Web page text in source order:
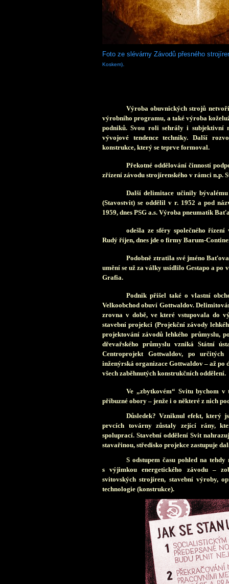
Foto ze slévárny Závodů přesného
Koskem)
Výroba obuvnických strojů
výrobního programu, a také výroba
podniků. Svou roli sehrály i subjektivní
vývojové tendence techniky. Další
konstrukce, který se teprve formoval.
Překotné oddělování činností
zřízení závodu strojírenského v rámci n.p.
Další delimitace učinily
(Stavostvit) se oddělil v r. 1952 a pod
1959, dnes PSG a.s. Výroba pneumatik
odešla ze sféry společného
Rudý říjen, dnes jde o firmy Barum-
Podobně ztratila své jméno
umění se už za války usídlilo Gestapo a po
Grafia.
Podnik přišel také o vlastní
Velkoobchod obuví Gottwaldov.
zrovna v době, ve které vstupovala do
stavební projekci (Projekční závody
projektování závodů lehkého průmyslu,
dřevařského průmyslu vzniká Státní
Centroprojekt Gottwaldov, po
inženýrská organizace Gottwaldov – až
všech zaběhnutých konstrukčních oddělení.
Ve „zbytkovém“ Svitu bychom v
příbuzné obory – jenže i o některé z nich
Důsledek? Vzniknul efekt, který
prvcích továrny zůstaly zející rány,
spoluprací. Stavební oddělení Svit
stavařinou, středisko projekce zastupuje
S odstupem času pohled na
s výjimkou energetického závodu –
svitovských strojíren, stavební výroby,
technologie (konstrukce).